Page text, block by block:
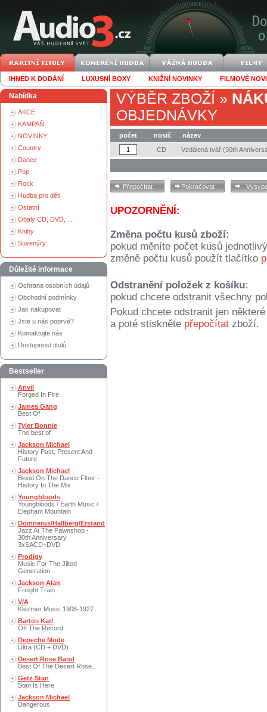
IHNED K DODÁNÍ LUXUSNÍ BOXY KNIŽNÍ NOVINKY FILMOVÉ
Nabídka
AKCE
KAMPAŇ
NOVINKY
Country
Dance
Pop
Rock
Hudba pro děti
Ostatní
Obaly CD, DVD, ...
Knihy
Suvenýry
Důležité informace
Ochrana osobních údajů
Obchodní podmínky
Jak nakupovat
Jste u nás poprvé?
Kontaktujte nás
Dostupnost titulů
Bestseller
Anvil
Forged In Fire
James Gang
Best Of
Tyler Bonnie
The best of
Jackson Michael
History Past, Present And
Future
Jackson Michael
Blood On The Dance Floor -
History In The Mix
Youngbloods
Youngbloods / Earth Music /
Elephant Mountain
Domnerus/Hallberg/Erstand
Jazz At The Pawnshop -
30th Anniversary
3xSACD+DVD
Prodigy
Music For The Jilted
Generation
Jackson Alan
Freight Train
V/A
Klezmer Music 1908-1927
Bartos Karl
Off The Record
Depeche Mode
Ultra (CD + DVD)
Desert Rose Band
Best Of The Desert Rose..
Getz Stan
Stan Is Here
Jackson Michael
Dangerous
VÝBĚR ZBOŽÍ »
OBJEDNÁVKY
počet nosič
název
CD
Vzdálená tvář (30th
UPOZORNĚNÍ:
Změna počtu kusů zboží:
pokud měníte počet kusů
změně počtu kusů použít tlačítko
Odstranění položek z košíku:
pokud chcete odstranit všechny
Pokud chcete odstranit jen
a poté stiskněte přepočítat zboží.